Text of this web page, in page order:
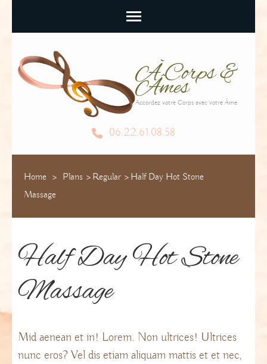
À Corps &
Âmes
Accordez votre Corps avec votre Âme
06.22.61.08.58
Home > Plans > Regular > Half Day Hot Stone
Massage
Half Day Hot Stone
Massage
Mid aenean et in! Lorem. Non ultrices! Ultrices
nunc eros? Vel dis etiam aliquam mattis et et nec,